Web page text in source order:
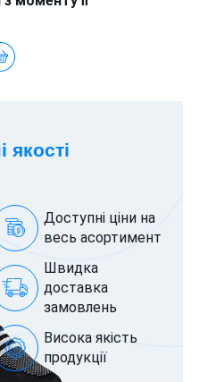
якості
Доступні ціни на
весь асортимент
Швидка
доставка
замовлень
Висока якість
продукції